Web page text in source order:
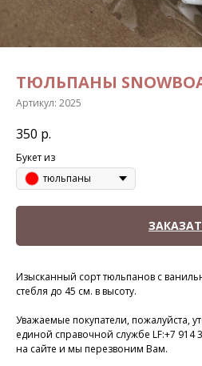
ТЮЛЬПАНЫ
Артикул: 2025
350 р.
Букет из
тюльпаны
Изысканный сорт тюльпанов с
стебля до 45 см. в высоту.
Уважаемые покупатели, пожалуйста,
единой справочной службе LF:+7 914
на сайте и мы перезвоним Вам.